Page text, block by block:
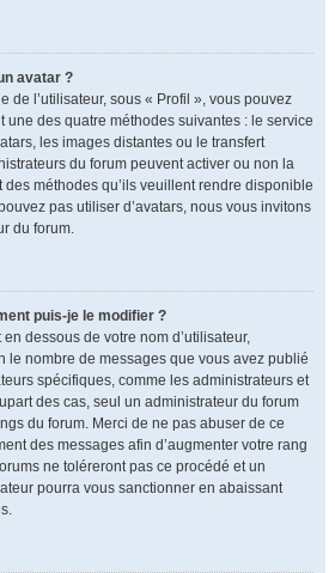
avatar ?
de l’utilisateur, sous « Profil », vous pouvez
une des quatre méthodes suivantes : le service
les images distantes ou le transfert
du forum peuvent activer ou non la
méthodes qu’ils veuillent rendre disponible
pas utiliser d’avatars, nous vous invitons
du forum.
puis-je le modifier ?
dessous de votre nom d’utilisateur,
le nombre de messages que vous avez publié
spécifiques, comme les administrateurs et
des cas, seul un administrateur du forum
du forum. Merci de ne pas abuser de ce
des messages afin d’augmenter votre rang
ne toléreront pas ce procédé et un
pourra vous sanctionner en abaissant